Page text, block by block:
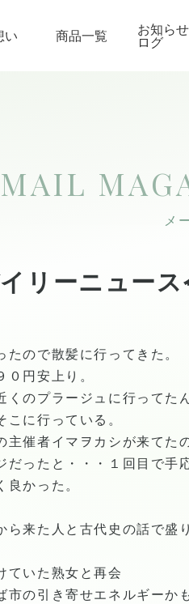
い 商品一覧 お知ら
ログ
MAIL
メ
リーニュー
たので散髪に行ってきた。
０円安上り。
くのプラージュに行って
こに行っている。
主催者イマヲカシが来てた
だったと・・・１回目で手
良かった。
ら来た人と古代史の話で盛
ていた熟女と再会
市の引き寄せエネルギーか